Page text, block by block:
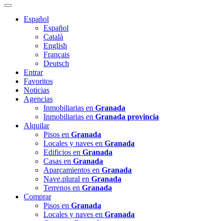
Español
Español
Català
English
Français
Deutsch
Entrar
Favoritos
Noticias
Agencias
Inmobiliarias en Granada
Inmobiliarias en Granada provincia
Alquilar
Pisos en Granada
Locales y naves en Granada
Edificios en Granada
Casas en Granada
Aparcamientos en Granada
Nave.plural en Granada
Terrenos en Granada
Comprar
Pisos en Granada
Locales y naves en Granada